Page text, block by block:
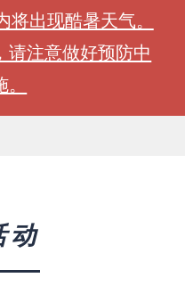
出现酷暑天气。
请注意做好预防中
动